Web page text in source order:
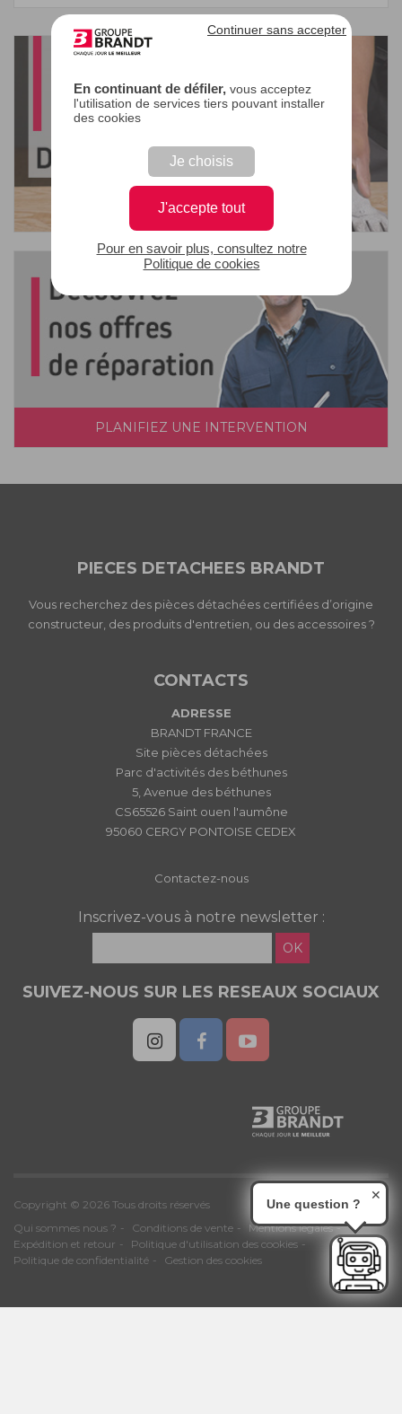
En continuant de défiler, vous acceptez
l'utilisation de services tiers pouvant installer
des cookies
Je choisis
J'accepte tout
Continuer sans accepter
Pour en savoir plus, consultez notre
Politique de cookies
PLANIFIEZ UNE INTERVENTION
PIECES DETACHEES BRANDT
Vous recherchez des pièces détachées certifiées d’origine
constructeur, des produits d'entretien, ou des accessoires ?
CONTACTS
ADRESSE
BRANDT FRANCE
Site pièces détachées
Parc d'activités des béthunes
5, Avenue des béthunes
CS65526 Saint ouen l'aumône
95060 CERGY PONTOISE CEDEX
Contactez-nous
Inscrivez-vous à notre newsletter :
OK
SUIVEZ-NOUS SUR LES RESEAUX SOCIAUX
Copyright © 2026 Tous droits réservés
Qui sommes nous ?
Conditions de vente
Mentions légales
Expédition et retour
Politique d'utilisation des cookies
Politique de confidentialité
Gestion des cookies
Une question ?
✕